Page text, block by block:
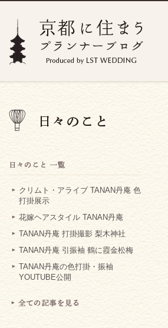
クリムト・アライブ TANAN丹庵 色
打掛展示
花嫁ヘアスタイル TANAN丹庵
TANAN丹庵 打掛撮影 梨木神社
TANAN丹庵 引振袖 鶴に霞金松梅
TANAN丹庵の色打掛・振袖
YOUTUBE公開